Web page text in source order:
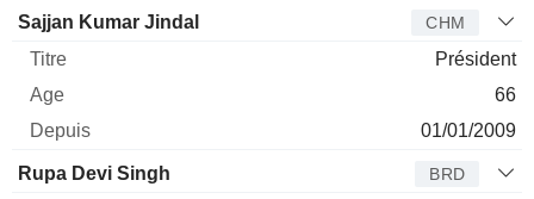
Administrateur Titre
Sajjan Kumar Jindal CHM
Président
66
01/01/2009
Rupa Devi Singh BRD